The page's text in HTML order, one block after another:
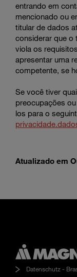
entrando em
mencionado ou
titular de dados
considerar que o
viola os
apresentar uma
competente, se
Se você tiver
preocupações
los para o
Atualizado em
Datenschutz -